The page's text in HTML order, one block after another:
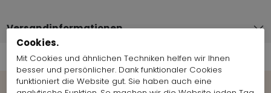
Versandinformationen
Cookies.
Mit Cookies und ähnlichen Techniken helfen wir Ihnen
besser und persönlicher. Dank funktionaler Cookies
funktioniert die Website gut. Sie haben auch eine